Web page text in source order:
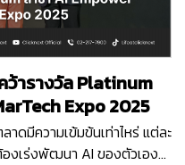
ารางวัล Platinum
Expo 2025
ดมีความเข้มข้นเท่าไหร่ แต่ละ
งเร่งพัฒนา AI ของตัวเอง